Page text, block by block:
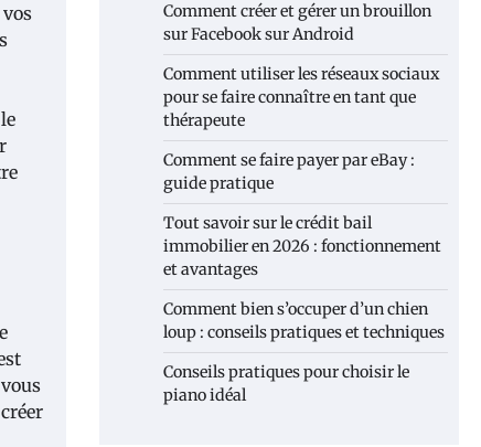
Comment créer et gérer un brouillon
sur Facebook sur Android
Comment utiliser les réseaux sociaux
pour se faire connaître en tant que
thérapeute
Comment se faire payer par eBay :
guide pratique
Tout savoir sur le crédit bail
immobilier en 2026 : fonctionnement
et avantages
Comment bien s’occuper d’un chien
loup : conseils pratiques et techniques
Conseils pratiques pour choisir le
piano idéal